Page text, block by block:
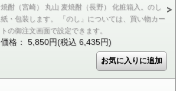
焼酎（宮崎） 丸山 麦焼酎（長野） 化粧箱入。のし
紙・包装します。 「のし」については、買い物カー
トの御注文画面で設定できます。
価格： 5,850円(税込 6,435円)